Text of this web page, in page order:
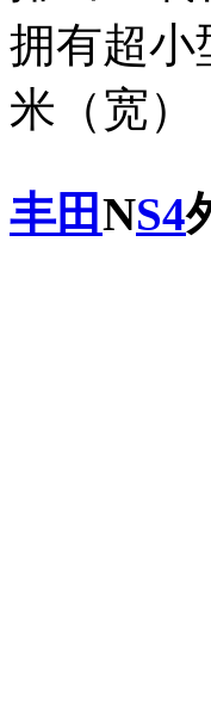
拥有超小
米（宽）
丰田 NS4